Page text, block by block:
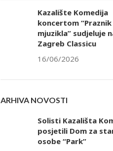
Kazalište Komedija
koncertom “Praznik
mjuzikla” sudjeluje
Zagreb Classicu
16/06/2026
ARHIVA NOVOSTI
Solisti Kazališta
posjetili Dom za
osobe “Park”